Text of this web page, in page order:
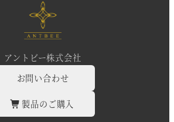
アントビー株式会社
お問い合わせ
製品のご購入